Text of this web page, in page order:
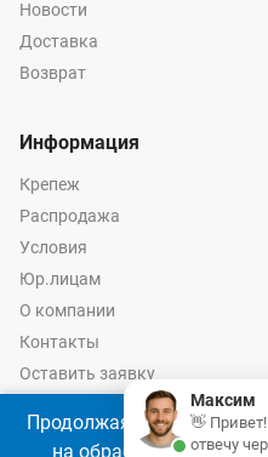
Новости
Доставка
Возврат
Информация
Крепеж
Распродажа
Условия
Юр.лицам
О компании
Контакты
Оставить заявку
Калькулятор крепежа
Продолжая
на обработку файлов
Максим
👋
отвечу